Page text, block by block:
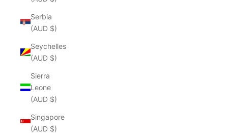
Serbia
(AUD $)
Seychelles
(AUD $)
Sierra
Leone
(AUD $)
Singapore
(AUD $)